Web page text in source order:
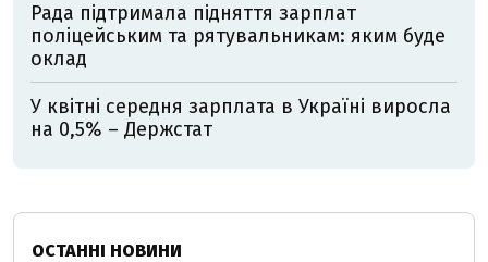
Рада підтримала підняття зарплат
поліцейським та рятувальникам: яким буде
оклад
У квітні середня зарплата в Україні виросла
на 0,5% – Держстат
ОСТАННІ НОВИНИ